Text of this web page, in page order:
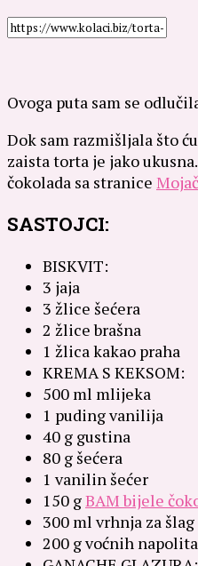
Ovoga puta sam se
Dok sam razmišljala što
zaista torta je jako
čokolada sa stranice
SASTOJCI:
BISKVIT:
3 jaja
3 žlice šećera
2 žlice brašna
1 žlica kakao praha
KREMA S KEKSOM:
500 ml mlijeka
1 puding vanilija
40 g gustina
80 g šećera
1 vanilin šećer
150 gBAM bijele
300 ml vrhnja za šlag
200 g voćnih